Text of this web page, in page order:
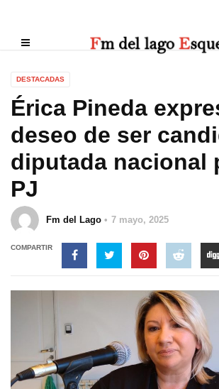
DESTACADAS
Érica Pineda
deseo de ser
diputada nacional
PJ
Fm del Lago 7 mayo, 2025
COMPARTIR